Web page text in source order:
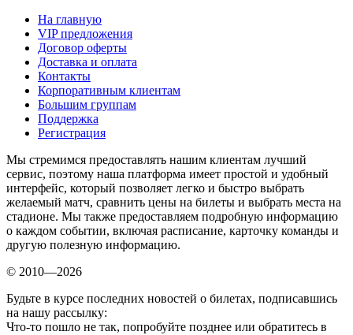
На главную
VIP предложения
Договор оферты
Доставка и оплата
Контакты
Корпоративным клиентам
Большим группам
Поддержка
Регистрация
Мы стремимся предоставлять нашим клиентам лучший
сервис, поэтому наша платформа имеет простой и удобный
интерфейс, который позволяет легко и быстро выбрать
желаемый матч, сравнить цены на билеты и выбрать места на
стадионе. Мы также предоставляем подробную информацию
о каждом событии, включая расписание, карточку команды и
другую полезную информацию.
© 2010—2026
Будьте в курсе последних новостей о билетах, подписавшись
на нашу рассылку:
Что-то пошло не так, попробуйте позднее или обратитесь в